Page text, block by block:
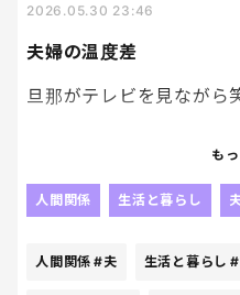
ら脱出する方法を教えて
差し上げます。
夫婦の温度差
2026.05.30 23:46
旦那がテレビを見ながら
と呼ばれる。
見に行く。
も
人間関係 生活と暮らし
人間関係 #夫 生活と暮らし